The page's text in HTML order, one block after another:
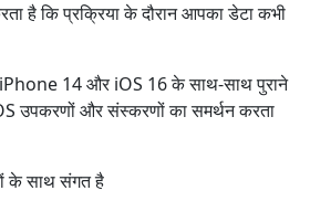
है कि प्रक्रिया के दौरान आपका डेटा कभी
iPhone 14 और iOS 16 के साथ-साथ पुराने
उपकरणों और संस्करणों का समर्थन करता
के साथ संगत है